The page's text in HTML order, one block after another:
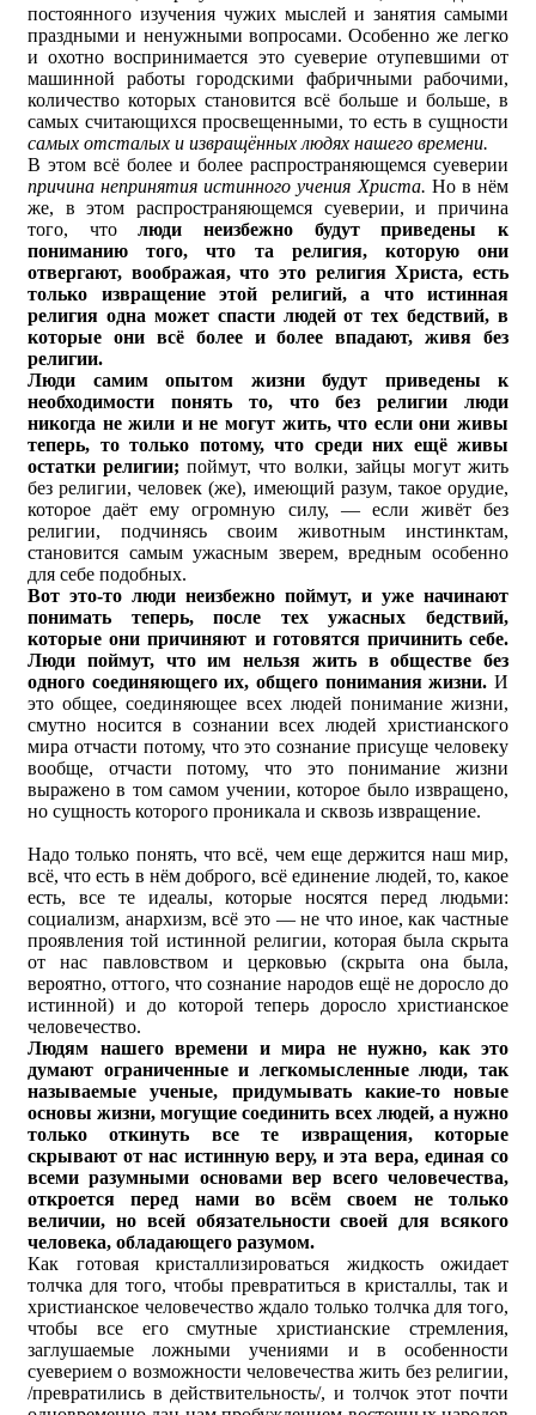
постоянного изучения чужих мыслей и занятия самыми
праздными и ненужными вопросами. Особенно же легко
и охотно воспринимается это суеверие отупевшими от
машинной работы городскими фабричными рабочими,
количество которых становится всё больше и больше, в
самых считающихся просвещенными, то есть в сущности
самых отсталых и извращённых людях нашего времени.
В этом всё более и более распространяющемся суеверии
причина непринятия истинного учения Христа. Но в нём
же, в этом распространяющемся суеверии, и причина
того, чтолюди неизбежно будут приведены к
пониманию того, что та религия, которую они
отвергают, воображая, что это религия Христа, есть
только извращение этой религий, а что истинная
религия одна может спасти людей от тех бедствий, в
которые они всё более и более впадают, живя без
религии.
Люди самим опытом жизни будут приведены к
необходимости понять то, что без религии люди
никогда не жили и не могут жить, что если они живы
теперь, то только потому, что среди них ещё живы
остатки религии; поймут, что волки, зайцы могут жить
без религии, человек (же), имеющий разум, такое орудие,
которое даёт ему огромную силу, — если живёт без
религии, подчинясь своим животным инстинктам,
становится самым ужасным зверем, вредным особенно
для себе подобных.
Вот это-то люди неизбежно поймут, и уже начинают
понимать теперь, после тех ужасных бедствий,
которые они причиняют и готовятся причинить себе.
Люди поймут, что им нельзя жить в обществе без
одного соединяющего их, общего понимания жизни. И
это общее, соединяющее всех людей понимание жизни,
смутно носится в сознании всех людей христианского
мира отчасти потому, что это сознание присуще человеку
вообще, отчасти потому, что это понимание жизни
выражено в том самом учении, которое было извращено,
но сущность которого проникала и сквозь извращение.
Надо только понять, что всё, чем еще держится наш мир,
всё, что есть в нём доброго, всё единение людей, то, какое
есть, все те идеалы, которые носятся перед людьми:
социализм, анархизм, всё это — не что иное, как частные
проявления той истинной религии, которая была скрыта
от нас павловством и церковью (скрыта она была,
вероятно, оттого, что сознание народов ещё не доросло до
истинной) и до которой теперь доросло христианское
человечество.
Людям нашего времени и мира не нужно, как это
думают ограниченные и легкомысленные люди, так
называемые ученые, придумывать какие-то новые
основы жизни, могущие соединить всех людей, а нужно
только откинуть все те извращения, которые
скрывают от нас истинную веру, и эта вера, единая со
всеми разумными основами вер всего человечества,
откроется перед нами во всём своем не только
величии, но всей обязательности своей для всякого
человека, обладающего разумом.
Как готовая кристаллизироваться жидкость ожидает
толчка для того, чтобы превратиться в кристаллы, так и
христианское человечество ждало только толчка для того,
чтобы все его смутные христианские стремления,
заглушаемые ложными учениями и в особенности
суеверием о возможности человечества жить без религии,
/превратились в действительность/, и толчок этот почти